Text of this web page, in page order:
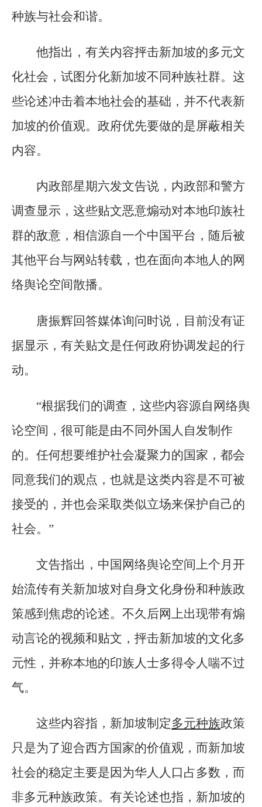
种族与社会和谐。
他指出，有关内容抨击新加坡的多元文
化社会，试图分化新加坡不同种族社群。这
些论述冲击着本地社会的基础，并不代表新
加坡的价值观。政府优先要做的是屏蔽相关
内容。
内政部星期六发文告说，内政部和警方
调查显示，这些贴文恶意煽动对本地印族社
群的敌意，相信源自一个中国平台，随后被
其他平台与网站转载，也在面向本地人的网
络舆论空间散播。
唐振辉回答媒体询问时说，目前没有证
据显示，有关贴文是任何政府协调发起的行
动。
“根据我们的调查，这些内容源自网络舆
论空间，很可能是由不同外国人自发制作
的。任何想要维护社会凝聚力的国家，都会
同意我们的观点，也就是这类内容是不可被
接受的，并也会采取类似立场来保护自己的
社会。”
文告指出，中国网络舆论空间上个月开
始流传有关新加坡对自身文化身份和种族政
策感到焦虑的论述。不久后网上出现带有煽
动言论的视频和贴文，抨击新加坡的文化多
元性，并称本地的印族人士多得令人喘不过
气。
这些内容指，新加坡制定多元种族政策
只是为了迎合西方国家的价值观，而新加坡
社会的稳定主要是因为华人人口占多数，而
非多元种族政策。有关论述也指，新加坡的